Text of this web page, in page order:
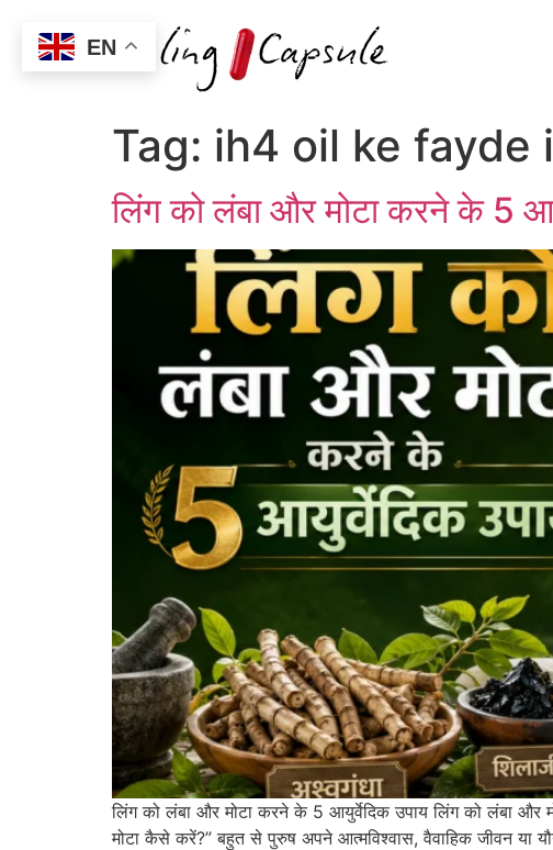
Tag: ih4 oil ke fayde
लिंग को लंबा और मोटा करने के 5
लिंग को लंबा और मोटा करने के 5 आयुर्वेदिक उपाय लिंग को लंबा और
मोटा कैसे करें?” बहुत से पुरुष अपने आत्मविश्वास, वैवाहिक जीवन या
EN